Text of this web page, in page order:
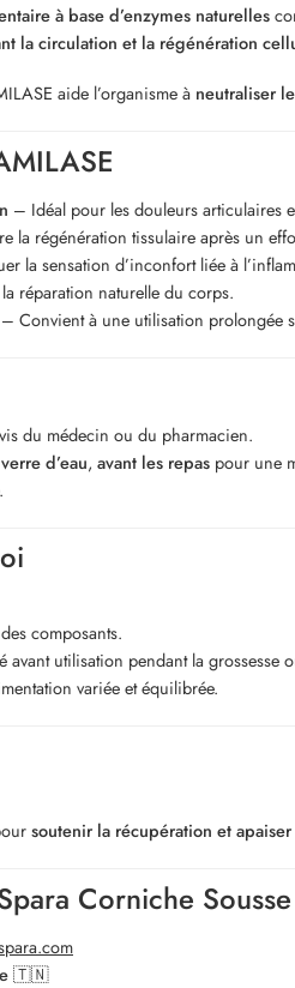
à base d’enzymes naturelles
la circulation et la régénération
aide l’organisme à neutraliser
– Idéal pour les douleurs articulaires
la régénération tissulaire après un
la sensation d’inconfort liée à
réparation naturelle du corps.
– Convient à une utilisation prolongée
du médecin ou du pharmacien.
d’eau, avant les repas pour une
composants.
utilisation pendant la grossesse
variée et équilibrée.
soutenir la récupération et
Corniche Sousse
🇹🇳